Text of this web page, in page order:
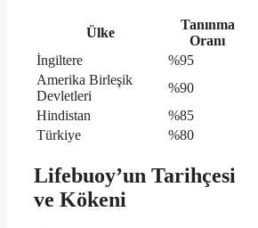
Ülke
Tanınma
Oranı
İngiltere
%95
Amerika Birleşik
Devletleri
%90
Hindistan
%85
Türkiye
%80
Lifebuoy’un Tarihçesi
ve Kökeni